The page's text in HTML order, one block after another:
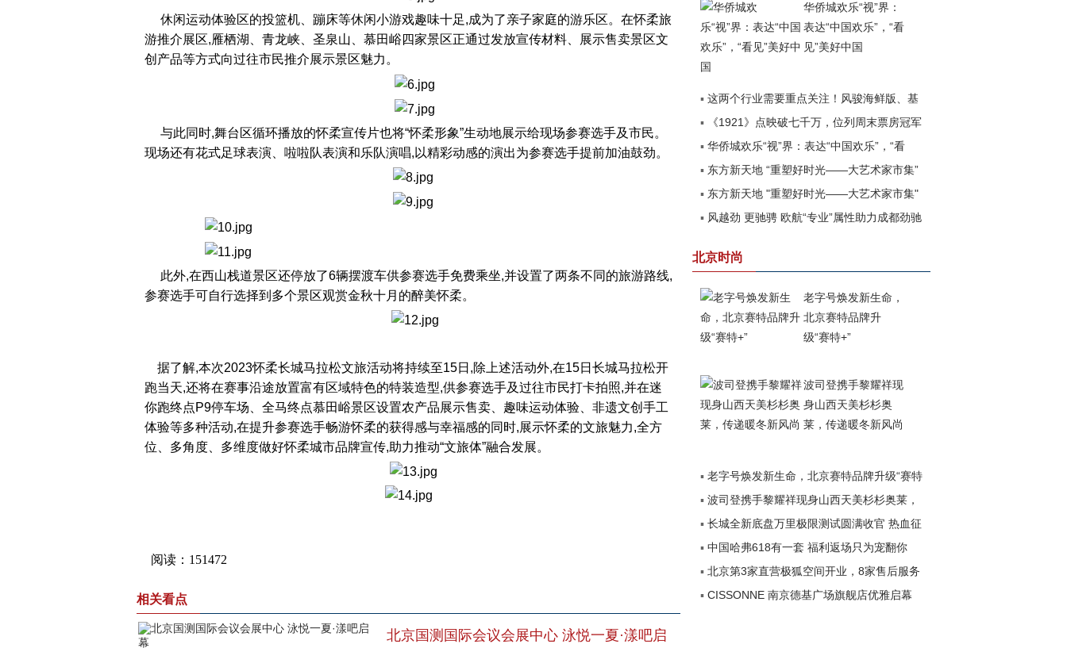
华侨城欢乐“视”界：
表达“中国欢乐”，“看
见”美好中国
▪ 这两个行业需要重点关注！风骏海鲜版、基
建版即将上市
▪
《1921》点映破七千万，位列周末票房冠军
▪ 华侨城欢乐“视”界：表达“中国欢乐”，“看
见”美好中国
▪ 东方新天地 “重塑好时光——大艺术家市集”
圆满落幕
▪ 东方新天地 "重塑好时光——大艺术家市集"
第四期已盛大开幕
▪ 风越劲 更驰骋 欧航“专业”属性助力成都劲驰
北京时尚
老字号焕发新生命，
北京赛特品牌升
级“赛特+”
波司登携手黎耀祥现
身山西天美杉杉奥
莱，传递暖冬新风尚
▪ 老字号焕发新生命，北京赛特品牌升级“赛特
+”
▪ 波司登携手黎耀祥现身山西天美杉杉奥莱，
传递暖冬新风尚
▪ 长城全新底盘万里极限测试圆满收官 热血征
途淬炼极致性能
▪ 中国哈弗618有一套 福利返场只为宠翻你
▪ 北京第3家直营极狐空间开业，8家售后服务
覆盖全城
▪ CISSONNE 南京德基广场旗舰店优雅启幕
休闲运动体验区的投篮机、蹦床等休闲小游戏趣味十足,成为了亲子家庭的游乐区。在怀柔旅
游推介展区,雁栖湖、青龙峡、圣泉山、慕田峪四家景区正通过发放宣传材料、展示售卖景区文
创产品等方式向过往市民推介展示景区魅力。
与此同时,舞台区循环播放的怀柔宣传片也将“怀柔形象”生动地展示给现场参赛选手及市民。
现场还有花式足球表演、啦啦队表演和乐队演唱,以精彩动感的演出为参赛选手提前加油鼓劲。
此外,在西山栈道景区还停放了6辆摆渡车供参赛选手免费乘坐,并设置了两条不同的旅游路线,
参赛选手可自行选择到多个景区观赏金秋十月的醉美怀柔。
据了解,本次2023怀柔长城马拉松文旅活动将持续至15日,除上述活动外,在15日长城马拉松开
跑当天,还将在赛事沿途放置富有区域特色的特装造型,供参赛选手及过往市民打卡拍照,并在迷
你跑终点P9停车场、全马终点慕田峪景区设置农产品展示售卖、趣味运动体验、非遗文创手工
体验等多种活动,在提升参赛选手畅游怀柔的获得感与幸福感的同时,展示怀柔的文旅魅力,全方
位、多角度、多维度做好怀柔城市品牌宣传,助力推动“文旅体”融合发展。
相关看点
北京国测国际会议会展中心 泳悦一夏·漾吧启